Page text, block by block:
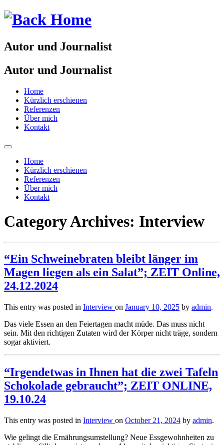
Autor und Journalist
Autor und Journalist
Home
Kürzlich erschienen
Referenzen
Über mich
Kontakt
Home
Kürzlich erschienen
Referenzen
Über mich
Kontakt
Category Archives: Interview
“Ein Schweinebraten bleibt länger im
Magen liegen als ein Salat”; ZEIT Online,
24.12.2024
This entry was posted in Interview on January 10, 2025 by admin.
Das viele Essen an den Feiertagen macht müde. Das muss nicht
sein. Mit den richtigen Zutaten wird der Körper nicht träge, sondern
sogar aktiviert.
“Irgendetwas in Ihnen hat die zwei Tafeln
Schokolade gebraucht”; ZEIT ONLINE,
19.10.24
This entry was posted in Interview on October 21, 2024 by admin.
Wie gelingt die Ernährungsumstellung? Neue Essgewohnheiten zu